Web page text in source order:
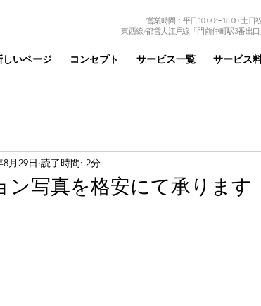
営業時間：平日10:00〜18:00 土日
東西線/都営大江戸線「門前仲町駅3番出
しいページ コンセプト サービス一覧 サービス
ン写真を格安にて承ります
8月29日 読了時間: 2分